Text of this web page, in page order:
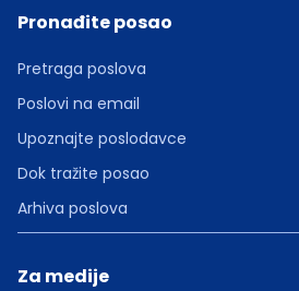
Pronađite posao
Pretraga poslova
Poslovi na email
Upoznajte poslodavce
Dok tražite posao
Arhiva poslova
Za medije